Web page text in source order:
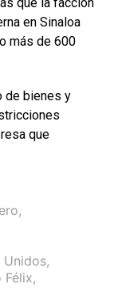
en Sinaloa
más de 600
de bienes y
que
,
Unidos,
Félix,